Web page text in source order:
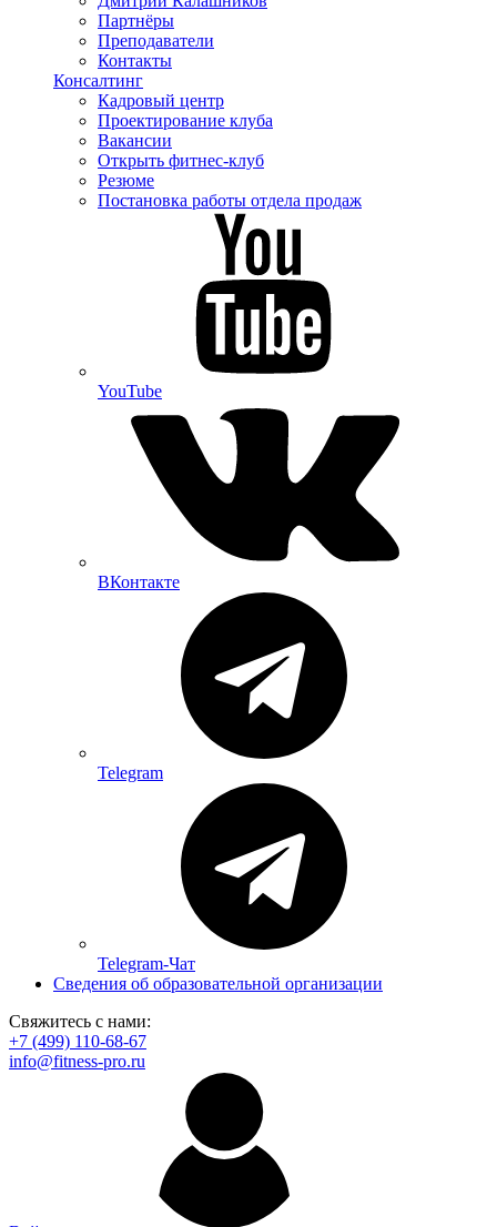
Партнёры
Преподаватели
Контакты
Консалтинг
Кадровый центр
Проектирование клуба
Вакансии
Открыть фитнес-клуб
Резюме
Постановка работы отдела продаж
YouTube
ВКонтакте
Telegram
Telegram-Чат
Сведения об образовательной организации
Свяжитесь с нами:
+7 (499) 110-68-67
info@fitness-pro.ru